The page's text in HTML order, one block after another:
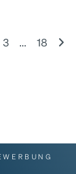
3 ... 18